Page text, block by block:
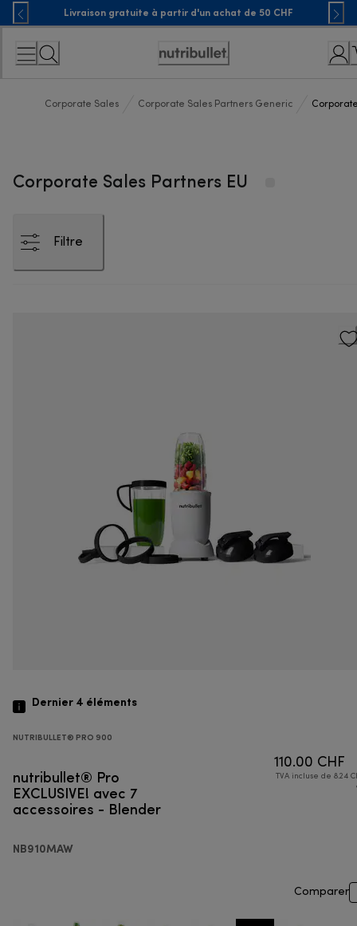
Skip
to
Content
Livraison gratuite à partir d'un achat de 50 CHF
Déclaration
Corporate Sales Corporate Sales Partners Generic
Corporate Sales Partners EU
Filtre
Dernier 4 éléments
NUTRIBULLET® PRO 900
nutribullet® Pro
EXCLUSIVE! avec 7
accessoires - Blender
NB910MAW
110.00 CHF
TVA incluse de 8.24
Comparer